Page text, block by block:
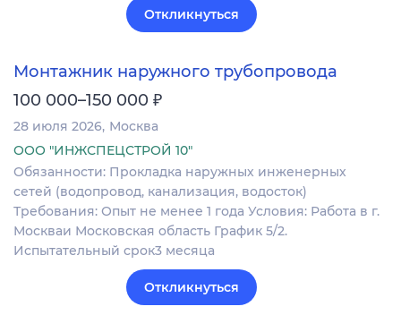
Откликнуться
Монтажник наружного трубопровода
100 000–150 000 ₽
28 июля 2026 Москва
ООО "ИНЖСПЕЦСТРОЙ 10"
Обязанности: Прокладка наружных инженерных
сетей (водопровод, канализация, водосток)
Требования: Опыт не менее 1 года Условия: Работа в г.
Москваи Московская область График 5/2.
Испытательный срок3 месяца
Откликнуться